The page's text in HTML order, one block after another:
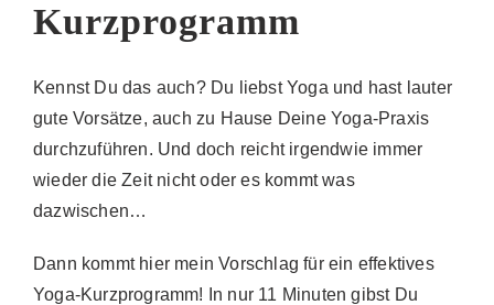
Kurzprogramm
Kennst Du das auch? Du liebst Yoga und hast lauter
gute Vorsätze, auch zu Hause Deine Yoga-Praxis
durchzuführen. Und doch reicht irgendwie immer
wieder die Zeit nicht oder es kommt was
dazwischen…
Dann kommt hier mein Vorschlag für ein effektives
Yoga-Kurzprogramm! In nur 11 Minuten gibst Du